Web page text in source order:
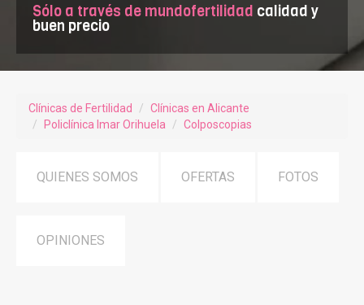
Sólo a través de mundofertilidad calidad y
buen precio
Clínicas de Fertilidad
Clínicas en Alicante
Policlínica Imar Orihuela
Colposcopias
QUIENES SOMOS OFERTAS FOTOS
OPINIONES